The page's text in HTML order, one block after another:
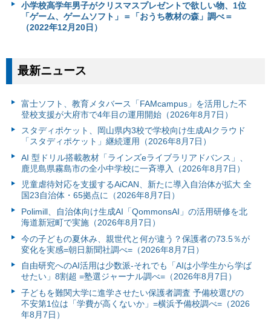
小学校高学年男子がクリスマスプレゼントで欲しい物、1位
「ゲーム、ゲームソフト」＝「おうち教材の森」調べ＝
（2022年12月20日）
最新ニュース
富⼠ソフト、教育メタバース「FAMcampus」を活用した不
登校支援が大府市で4年目の運用開始（2026年8月7日）
スタディポケット、岡山県内3校で学校向け生成AIクラウド
「スタディポケット」継続運用（2026年8月7日）
AI 型ドリル搭載教材「ラインズeライブラリアドバンス」、
鹿児島県霧島市の全小中学校に一斉導入（2026年8月7日）
児童虐待対応を支援するAiCAN、新たに導入自治体が拡大 全
国23自治体・65拠点に（2026年8月7日）
Polimill、自治体向け生成AI「QommonsAI」の活用研修を北
海道新冠町で実施（2026年8月7日）
今の子どもの夏休み、親世代と何が違う？保護者の73.5％が
変化を実感=朝日新聞社調べ=（2026年8月7日）
自由研究へのAI活用は少数派-それでも「AIは小学生から学ば
せたい」8割超 =塾選ジャーナル調べ=（2026年8月7日）
子どもを難関大学に進学させたい保護者調査 予備校選びの
不安第1位は「学費が高くないか」=横浜予備校調べ=（2026
年8月7日）